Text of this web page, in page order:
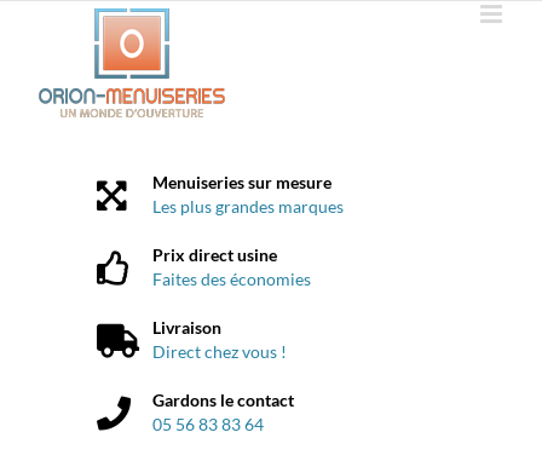
Menuiseries sur mesure
Les plus grandes marques
Prix direct usine
Faites des économies
Livraison
Direct chez vous !
Gardons le contact
05 56 83 83 64